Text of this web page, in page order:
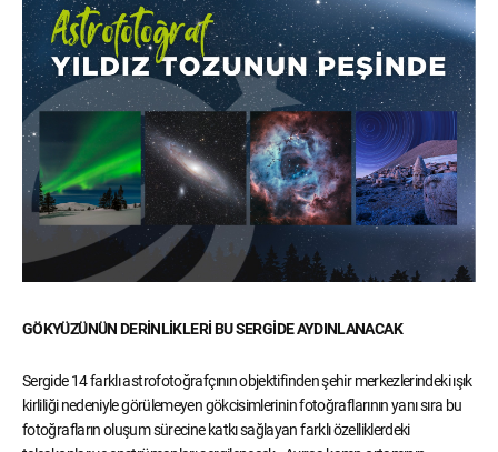
GÖKYÜZÜNÜN DERİNLİKLERİ BU SERGİDE AYDINLANACAK
Sergide 14 farklı astrofotoğrafçının objektifinden şehir merkezlerindeki ışık
kirliliği nedeniyle görülemeyen gökcisimlerinin fotoğraflarının yanı sıra bu
fotoğrafların oluşum sürecine katkı sağlayan farklı özelliklerdeki